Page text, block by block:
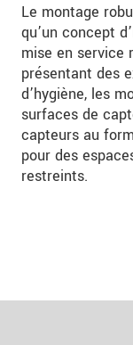
Le montage
qu’un concept
mise en service
présentant des
d’hygiène, les
surfaces de
capteurs au
pour des
restreints.